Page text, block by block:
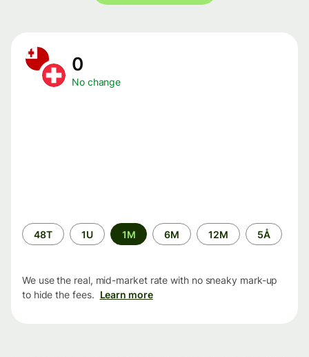
0
No change
Time
period
48T 1U 1M 6M 12M 5Å
We use the real, mid-market rate with no sneaky mark-up
to hide the fees. Learn more